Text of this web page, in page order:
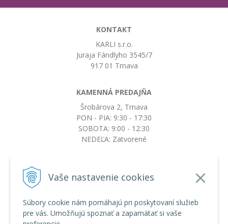
Vaše nastavenie cookies
Súbory cookie nám pomáhajú pri poskytovaní služieb
pre vás. Umožňujú spoznať a zapamätať si vaše
KONTAKT
KARLI s.r.o.
Juraja Fándlyho 3545/7
917 01 Trnava
KAMENNÁ PREDAJŇA
Šrobárova 2, Trnava
PON - PIA: 9:30 - 17:30
SOBOTA: 9:00 - 12:30
NEDEĽA: Zatvorené
objednavky@botkydorobotky.sk
VŠETKO O NÁKUPE